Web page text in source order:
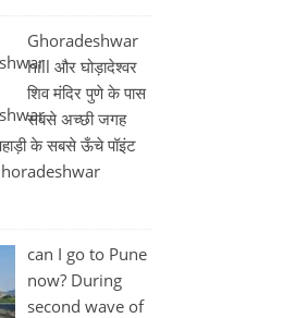
Ghoradeshwar
hill और घोड़ादेश्वर
शिव मंदिर पुणे के पास
सबसे अच्छी जगह
के सबसे ऊँचे पॉइंट
can I go to Pune
now? During
second wave of